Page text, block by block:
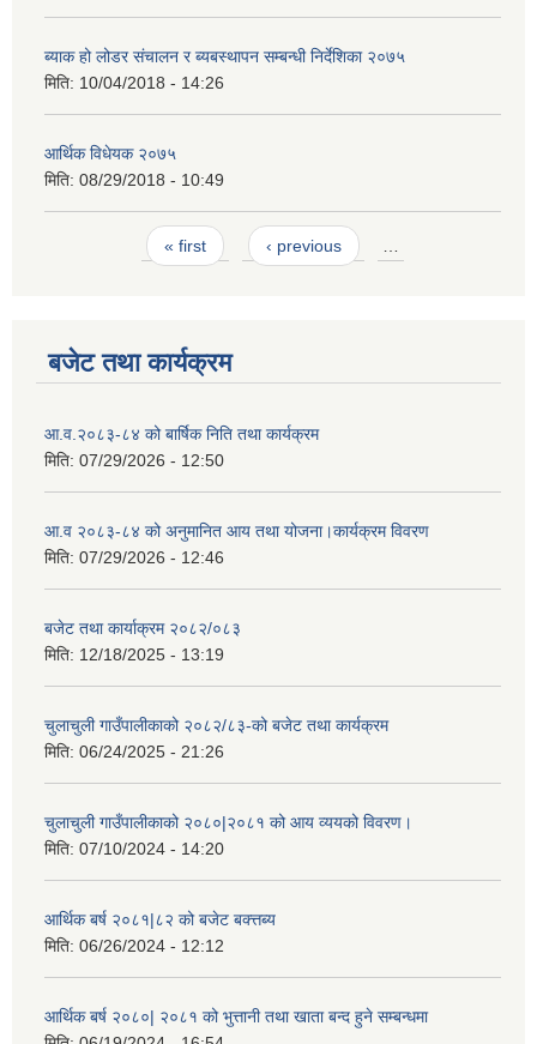
ब्याक हो लोडर संचालन र ब्यबस्थापन सम्बन्धी निर्देशिका २०७५
मिति: 10/04/2018 - 14:26
आर्थिक विधेयक २०७५
मिति: 08/29/2018 - 10:49
« first ‹ previous
बजेट तथा कार्यक्रम
आ.व.२०८३-८४ को बार्षिक निति तथा कार्यक्रम
मिति: 07/29/2026 - 12:50
आ.व २०८३-८४ को अनुमानित आय तथा योजना।कार्यक्रम विवरण
मिति: 07/29/2026 - 12:46
बजेट तथा कार्याक्रम २०८२/०८३
मिति: 12/18/2025 - 13:19
चुलाचुली गाउँपालीकाको २०८२/८३-को बजेट तथा कार्यक्रम
मिति: 06/24/2025 - 21:26
चुलाचुली गाउँपालीकाको २०८०|२०८१ को आय व्ययको विवरण।
मिति: 07/10/2024 - 14:20
आर्थिक बर्ष २०८१|८२ को बजेट बक्त्तब्य
मिति: 06/26/2024 - 12:12
आर्थिक बर्ष २०८०| २०८१ को भुत्तानी तथा खाता बन्द हुने सम्बन्धमा